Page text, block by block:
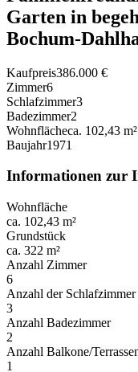
Garten in
Bochum-
Kaufpreis386.000 €
Zimmer6
Schlafzimmer3
Badezimmer2
Wohnflächeca. 102,43 m²
Baujahr1971
Informationen zur
Wohnfläche
ca. 102,43 m²
Grundstück
ca. 322 m²
Anzahl Zimmer
6
Anzahl der Schlafzimmer
3
Anzahl Badezimmer
2
Anzahl Balkone/
1